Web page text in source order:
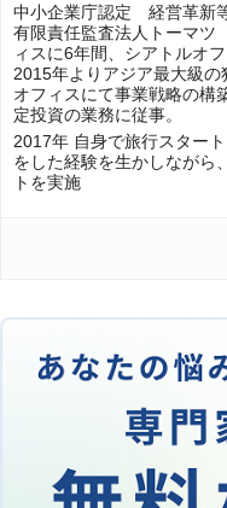
中小企業庁認定 経営革新
有限責任監査法人トーマツ
ィスに6年間、シアトルオ
2015年よりアジア最大級
オフィスにて事業戦略の構
定投資の業務に従事。
2017年 自身で旅行スター
をした経験を生かしながら
トを実施